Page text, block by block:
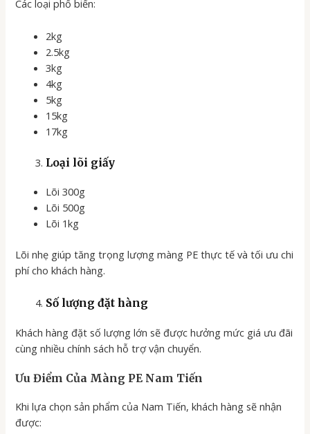
Các loại phổ biến:
2kg
2.5kg
3kg
4kg
5kg
15kg
17kg
Loại lõi giấy
Lõi 300g
Lõi 500g
Lõi 1kg
Lõi nhẹ giúp tăng trọng lượng màng PE thực tế và tối ưu chi
phí cho khách hàng.
Số lượng đặt hàng
Khách hàng đặt số lượng lớn sẽ được hưởng mức giá ưu đãi
cùng nhiều chính sách hỗ trợ vận chuyển.
Ưu Điểm Của Màng PE Nam Tiến
Khi lựa chọn sản phẩm của Nam Tiến, khách hàng sẽ nhận
được: